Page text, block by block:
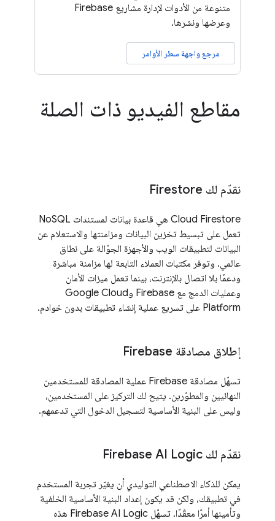
متنوعة من الأدوات لإدارة مشاريع Firebase
وعرضها ونشرها.
مرجع واجهة سطر الأوامر
مقاطع الفيديو ذات الصلة
نقدّم لك Firestore
Cloud Firestore هي قاعدة بيانات لمستندات NoSQL
تعمل على تبسيط تخزين البيانات ومزامنتها والاستعلام عن
البيانات لتطبيقات الويب والأجهزة الجوّالة على نطاق
عالمي. وتوفر مكتبات العملاء التابعة لها مزامنة مباشرة
ودعمًا بلا اتصال بالإنترنت، بينما تعمل ميزات الأمان
وعمليات الدمج مع Firebase وGoogle Cloud
Platform على تسريع عملية إنشاء تطبيقات بدون خوادم.
إطلاق مصادقة Firebase
تسهّل مصادقة Firebase عملية المصادقة للمستخدمين
النهائيين والمطوّرين. يتيح لك التركيز على المستخدمين،
وليس على البنية الأساسية لتسجيل الدخول التي تدعمهم.
نقدّم لك Firebase AI Logic
يمكن للذكاء الاصطناعي التوليدي أن يغيّر تجربة المستخدم
في تطبيقك، ولكن قد يكون إعداد البنية الأساسية الخلفية
وتأمينها أمرًا معقّدًا. تسهّل Firebase AI Logic هذه